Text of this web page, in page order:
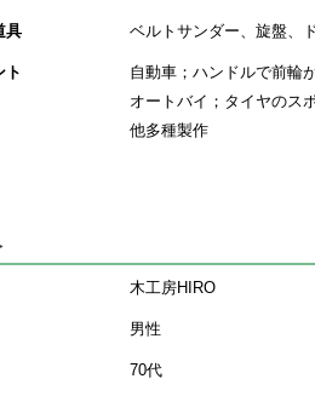
具 ベルトサンダー、旋盤、
ト
自動車；ハンドルで前輪
オートバイ；タイヤのス
他多種製作
木工房HIRO
男性
70代